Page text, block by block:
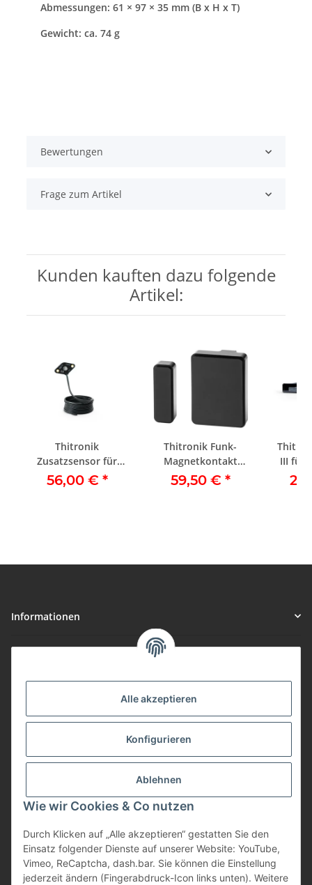
Alle akzeptieren
Konfigurieren
Ablehnen
Wie wir Cookies & Co nutzen
Durch Klicken auf „Alle akzeptieren“ gestatten Sie den
Einsatz folgender Dienste auf unserer Website: YouTube,
Vimeo, ReCaptcha, dash.bar. Sie können die Einstellung
jederzeit ändern (Fingerabdruck-Icon links unten). Weitere
Abmessungen: 61 × 97 × 35 mm (B x H x T)
Gewicht: ca. 74 g
Bewertungen
Frage zum Artikel
Kunden kauften dazu folgende
Artikel:
Thitronik
Zusatzsensor für
G.A.S.-pro III
56,00 € *
Thitronik Funk-
Magnetkontakt
868MHz schwarz
59,50 € *
III für
Informationen
Gute Preis/Leistung
viele Zahlungsarten
Günstige Versandkosten
Zahlungsarten